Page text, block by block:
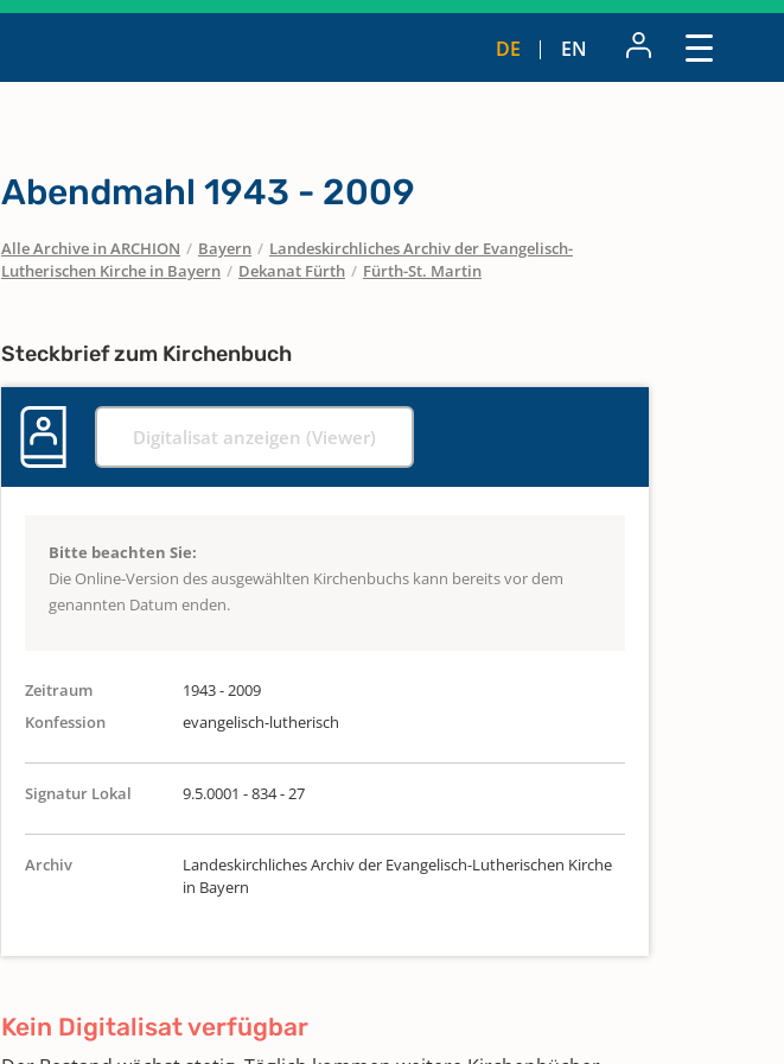
DE EN
Abendmahl 1943 - 2009
Alle Archive in ARCHION / Bayern / Landeskirchliches Archiv der Evangelisch-
Lutherischen Kirche in Bayern / Dekanat Fürth / Fürth-St. Martin
Steckbrief zum Kirchenbuch
Digitalisat anzeigen (Viewer)
Bitte beachten Sie:
Die Online-Version des ausgewählten Kirchenbuchs kann bereits vor dem
genannten Datum enden.
Zeitraum
1943 - 2009
Konfession
evangelisch-lutherisch
Signatur Lokal 9.5.0001 - 834 - 27
Archiv
Landeskirchliches Archiv der Evangelisch-Lutherischen Kirche
in Bayern
Kein Digitalisat verfügbar